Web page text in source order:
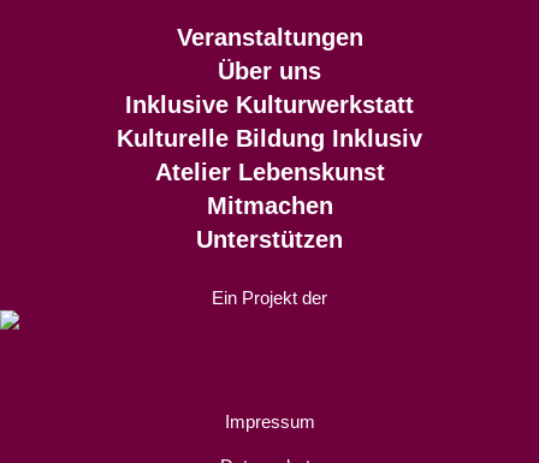
Veranstaltungen
Über uns
Inklusive Kulturwerkstatt
Kulturelle Bildung Inklusiv
Atelier Lebenskunst
Mitmachen
Unterstützen
Ein Projekt der
Impressum